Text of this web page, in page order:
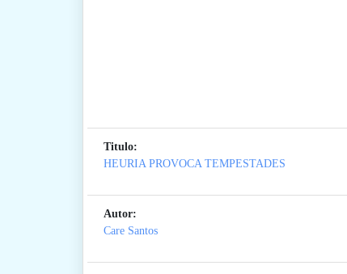
Titulo:
HEURIA PROVOCA TEMPESTADES
Autor:
Care Santos